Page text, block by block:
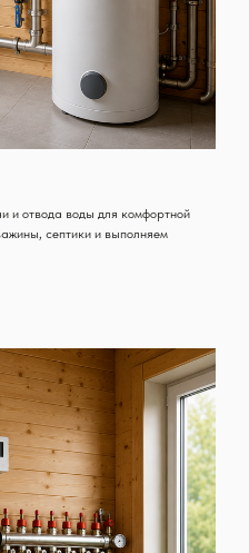
и отвода воды для комфортной
септики и выполняем